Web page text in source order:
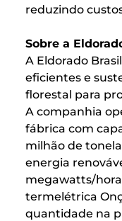
reduzindo
Sobre a
A Eldorado
eficientes e
florestal para
A companhia
fábrica com
milhão de
energia
megawatts/
termelétrica
quantidade na